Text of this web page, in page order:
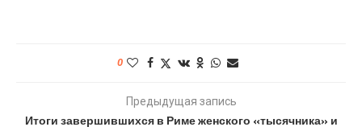
0
Предыдущая запись
Итоги завершившихся в Риме женского «тысячника» и